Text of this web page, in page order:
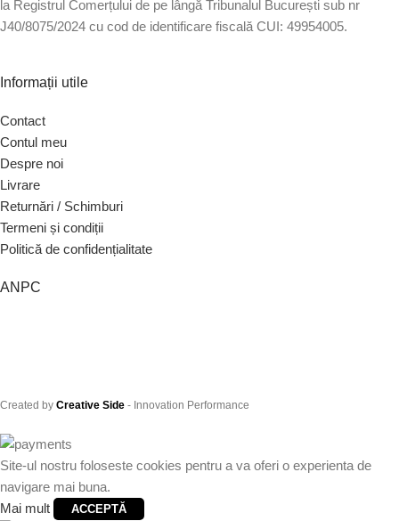
la Registrul Comerțului de pe lângă Tribunalul București sub nr
J40/8075/2024 cu cod de identificare fiscală CUI: 49954005.
Informații utile
Contact
Contul meu
Despre noi
Livrare
Returnări / Schimburi
Termeni și condiții
Politică de confidențialitate
ANPC
Created by Creative Side - Innovation Performance
Site-ul nostru foloseste cookies pentru a va oferi o experienta de
navigare mai buna.
Mai mult
ACCEPTĂ